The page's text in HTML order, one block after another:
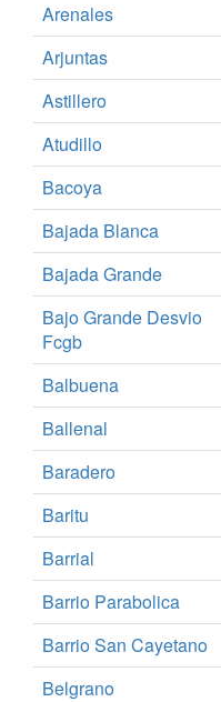
Arenales
Arjuntas
Astillero
Atudillo
Bacoya
Bajada Blanca
Bajada Grande
Bajo Grande Desvio
Fcgb
Balbuena
Ballenal
Baradero
Baritu
Barrial
Barrio Parabolica
Barrio San Cayetano
Belgrano